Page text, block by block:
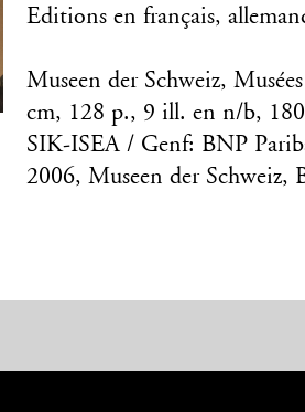
Editions en français,
Museen der Schweiz,
cm, 128 p., 9 ill. en n/b,
SIK-ISEA / Genf: BNP
2006, Museen der Schweiz,